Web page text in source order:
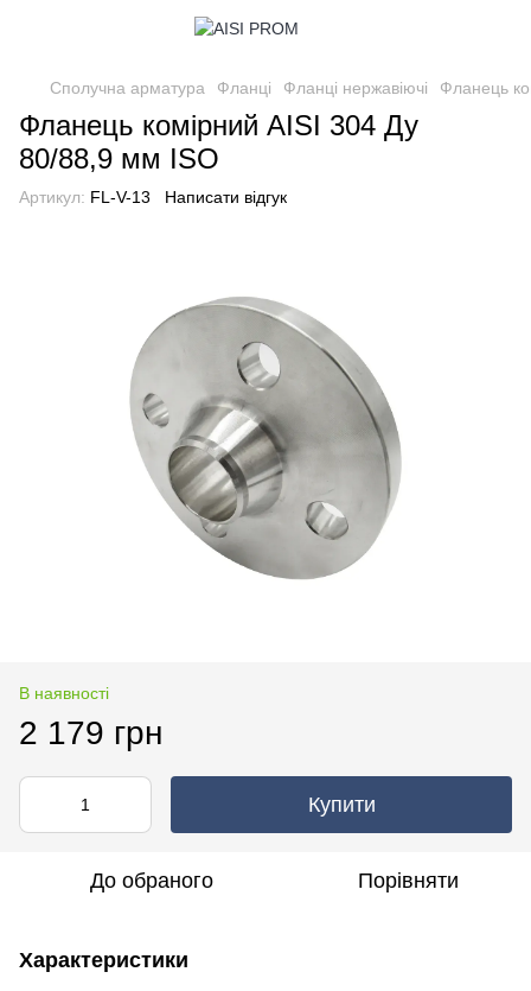
Сполучна арматура Фланці Фланці нержавіючі Фланець
Фланець комірний AISI 304 Ду
80/88,9 мм ISO
Артикул: FL-V-13 Написати відгук
В наявності
2 179 грн
Купити
До обраного Порівняти
Характеристики